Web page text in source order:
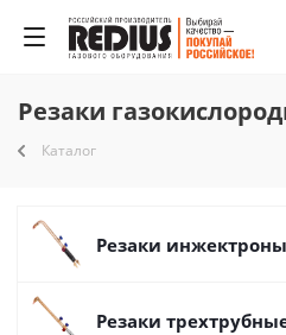
Резаки
Каталог
Резаки
Резаки